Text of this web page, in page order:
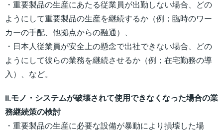
・重要製品の生産にあたる従業員が出勤しない場合、どの
ようにして重要製品の生産を継続するか（例；臨時のワー
カーの手配、他拠点からの融通）、
・日本人従業員が安全上の懸念で出社できない場合、どの
ようにして彼らの業務を継続させるか（例；在宅勤務の導
入）、など。
ii.モノ・システムが破壊されて使用できなくなった場合の業
務継続策の検討
・重要製品の生産に必要な設備が暴動により損壊した場